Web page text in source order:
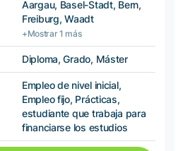
Aargau, Basel-Stadt, Bern,
Freiburg, Waadt
+Mostrar 1 más
Diploma, Grado, Máster
Empleo de nivel inicial,
Empleo fijo, Prácticas,
estudiante que trabaja para
financiarse los estudios